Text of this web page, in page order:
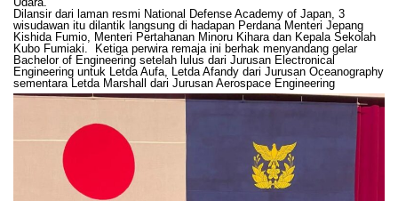
Dilansir dari laman resmi National Defense Academy of Japan, 3
wisudawan itu dilantik langsung di hadapan Perdana Menteri Jepang
Kishida Fumio, Menteri Pertahanan Minoru Kihara dan Kepala Sekolah
Kubo Fumiaki. Ketiga perwira remaja ini berhak menyandang gelar
Bachelor of Engineering setelah lulus dari Jurusan Electronical
Engineering untuk Letda Aufa, Letda Afandy dari Jurusan Oceanography
sementara Letda Marshall dari Jurusan Aerospace Engineering